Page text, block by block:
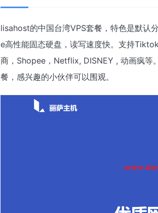
lisahost的中国台湾VPS套餐，特色是默认
e高性能固态硬盘，读写速度快。支持
商，Shopee，Netflix, DISNEY , 动画疯等
餐，感兴趣的小伙伴可以围观。